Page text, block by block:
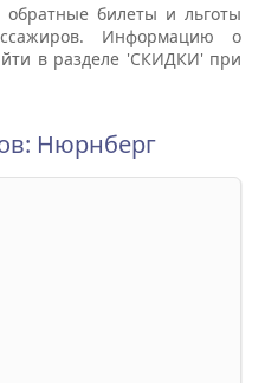
билеты и льготы
Информацию о
в разделе 'СКИДКИ' при
Нюрнберг